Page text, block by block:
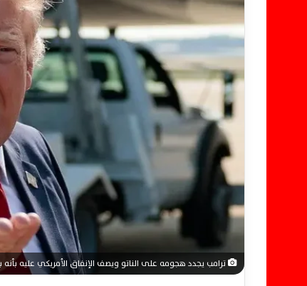
ر
ي
د
ا
إ
ل
و
ترامب يجدد هجومه على الناتو ويصف الإنفاق الأمريكي عليه بأنه